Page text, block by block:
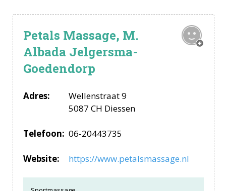
Petals Massage, M.
Albada Jelgersma-
Goedendorp
Adres:
Wellenstraat 9
5087 CH Diessen
Telefoon: 06-20443735
Website: https://www.petalsmassage.nl